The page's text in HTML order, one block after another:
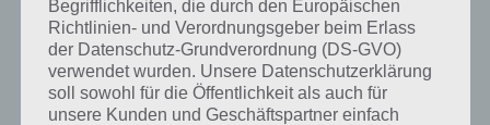
Auf WhatsApp teilen Teilen auf Facebook
Tweet auf Twitter
Begrifflichkeiten, die durch den Europäischen
Richtlinien- und Verordnungsgeber beim Erlass
der Datenschutz-Grundverordnung (DS-GVO)
verwendet wurden. Unsere Datenschutzerklärung
soll sowohl für die Öffentlichkeit als auch für
unsere Kunden und Geschäftspartner einfach